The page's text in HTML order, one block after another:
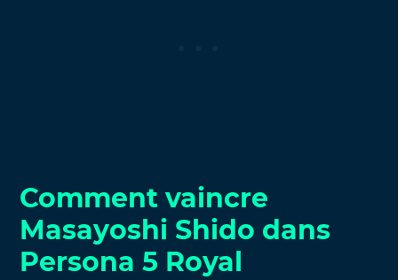
Comment vaincre
Masayoshi Shido dans
Persona 5 Royal